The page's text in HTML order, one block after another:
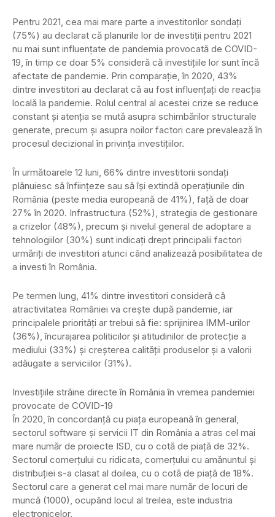
Pentru 2021, cea mai mare parte a investitorilor sondați
(75%) au declarat că planurile lor de investiții pentru 2021
nu mai sunt influențate de pandemia provocată de COVID-
19, în timp ce doar 5% consideră că investițiile lor sunt încă
afectate de pandemie. Prin comparație, în 2020, 43%
dintre investitori au declarat că au fost influențați de reacția
locală la pandemie. Rolul central al acestei crize se reduce
constant și atenția se mută asupra schimbărilor structurale
generate, precum și asupra noilor factori care prevalează în
procesul decizional în privința investițiilor.
În următoarele 12 luni, 66% dintre investitorii sondați
plănuiesc să înființeze sau să își extindă operațiunile din
România (peste media europeană de 41%), față de doar
27% în 2020. Infrastructura (52%), strategia de gestionare
a crizelor (48%), precum și nivelul general de adoptare a
tehnologiilor (30%) sunt indicați drept principalii factori
urmăriți de investitori atunci când analizează posibilitatea de
a investi în România.
Pe termen lung, 41% dintre investitori consideră că
atractivitatea României va crește după pandemie, iar
principalele priorități ar trebui să fie: sprijinirea IMM-urilor
(36%), încurajarea politicilor și atitudinilor de protecție a
mediului (33%) și creșterea calității produselor și a valorii
adăugate a serviciilor (31%).
Investițiile străine directe în România în vremea pandemiei
provocate de COVID-19
În 2020, în concordanță cu piața europeană în general,
sectorul software și servicii IT din România a atras cel mai
mare număr de proiecte ISD, cu o cotă de piață de 32%.
Sectorul comerțului cu ridicata, comerțului cu amănuntul și
distribuției s-a clasat al doilea, cu o cotă de piață de 18%.
Sectorul care a generat cel mai mare număr de locuri de
muncă (1000), ocupând locul al treilea, este industria
electronicelor.